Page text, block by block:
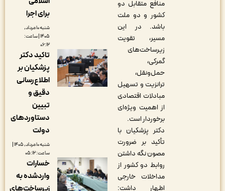
منافع متقابل دو
کشور و دو ملت
باشد. در این
مسیر، تقویت
زیرساخت‌های
حمل‌ونقل،
ترانزیت و تسهیل
مبادلات اقتصادی
از اهمیت ویژه‌ای
برخوردار است.
دکتر پزشکیان با
تأکید بر ضرورت
مصون نگه داشتن
روابط دو کشور از
مداخلات خارجی
اظهار داشت:
برای اجرا
شنبه ۱۰ مرداد,
۱۴۰۵ | ساعت:
تاکید دکتر
پزشکیان بر
اطلاع‌رسانی
دستاوردهای
شنبه ۱۰ مرداد, ۱۴۰۵ |
خسارات
واردشده به
زیرساخت‌های